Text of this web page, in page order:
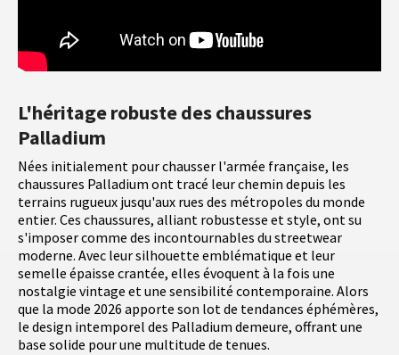
L'héritage robuste des chaussures
Palladium
Nées initialement pour chausser l'armée française, les
chaussures Palladium ont tracé leur chemin depuis les
terrains rugueux jusqu'aux rues des métropoles du monde
entier. Ces chaussures, alliant robustesse et style, ont su
s'imposer comme des incontournables du streetwear
moderne. Avec leur silhouette emblématique et leur
semelle épaisse crantée, elles évoquent à la fois une
nostalgie vintage et une sensibilité contemporaine. Alors
que la mode 2026 apporte son lot de tendances éphémères,
le design intemporel des Palladium demeure, offrant une
base solide pour une multitude de tenues.